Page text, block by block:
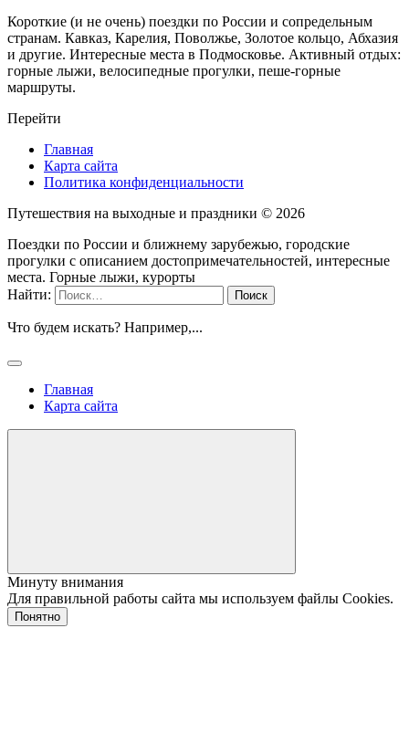
Короткие (и не очень) поездки по России и сопредельным
странам. Кавказ, Карелия, Поволжье, Золотое кольцо, Абхазия
и другие. Интересные места в Подмосковье. Активный отдых:
горные лыжи, велосипедные прогулки, пеше-горные
маршруты.
Перейти
Главная
Карта сайта
Политика конфиденциальности
Путешествия на выходные и праздники © 2026
Поездки по России и ближнему зарубежью, городские
прогулки с описанием достопримечательностей, интересные
места. Горные лыжи, курорты
Найти:
Что будем искать? Например,...
Главная
Карта сайта
Минуту внимания
Для правильной работы сайта мы используем файлы Cookies.
Понятно